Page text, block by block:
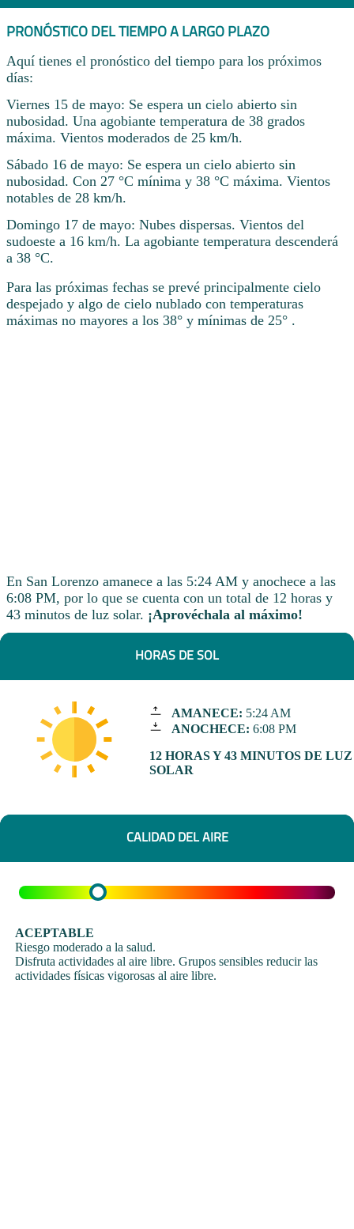
PRONÓSTICO DEL TIEMPO A LARGO PLAZO
Aquí tienes el pronóstico del tiempo para los próximos
días:
Viernes 15 de mayo: Se espera un cielo abierto sin
nubosidad. Una agobiante temperatura de 38 grados
máxima. Vientos moderados de 25 km/h.
Sábado 16 de mayo: Se espera un cielo abierto sin
nubosidad. Con 27 °C mínima y 38 °C máxima. Vientos
notables de 28 km/h.
Domingo 17 de mayo: Nubes dispersas. Vientos del
sudoeste a 16 km/h. La agobiante temperatura descenderá
a 38 °C.
Para las próximas fechas se prevé principalmente cielo
despejado y algo de cielo nublado con temperaturas
máximas no mayores a los 38° y mínimas de 25° .
En San Lorenzo amanece a las 5:24 AM y anochece a las
6:08 PM, por lo que se cuenta con un total de 12 horas y
43 minutos de luz solar. ¡Aprovéchala al máximo!
HORAS DE SOL
AMANECE: 5:24 AM
ANOCHECE: 6:08 PM
12 HORAS Y 43 MINUTOS DE LUZ
SOLAR
CALIDAD DEL AIRE
ACEPTABLE
Riesgo moderado a la salud.
Disfruta actividades al aire libre. Grupos sensibles reducir las
actividades físicas vigorosas al aire libre.